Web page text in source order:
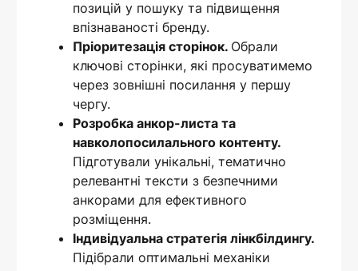
позицій у пошуку та підвищення
впізнаваності бренду.
Пріоритезація сторінок. Обрали
ключові сторінки, які просуватимемо
через зовнішні посилання у першу
чергу.
Розробка анкор-листа та
навколопосилального контенту.
Підготували унікальні, тематично
релевантні тексти з безпечними
анкорами для ефективного
розміщення.
Індивідуальна стратегія лінкбілдингу.
Підібрали оптимальні механіки